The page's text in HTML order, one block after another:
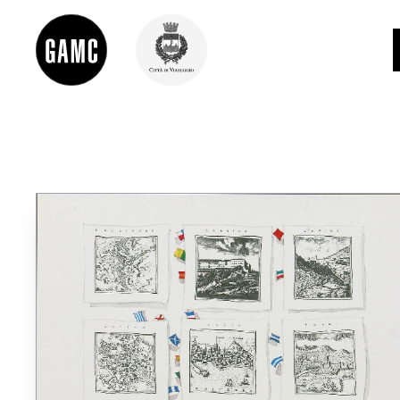
LE COLLEZIONI
GLI AUTORI
LORENZO VIANI
MOSTRE
EVENTI
PALAZZO DELLE MUSE